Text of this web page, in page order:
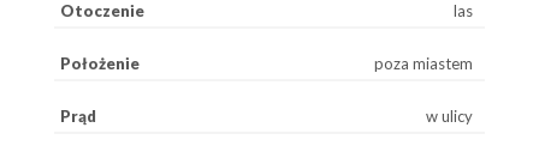
Otoczenie las
Położenie poza miastem
Prąd w ulicy